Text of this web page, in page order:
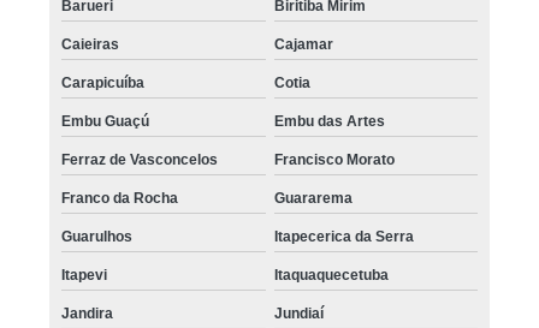
Barueri Biritiba Mirim
Caieiras Cajamar
Carapicuíba Cotia
Embu Guaçú Embu das Artes
Ferraz de Vasconcelos Francisco Morato
Franco da Rocha Guararema
Guarulhos Itapecerica da Serra
Itapevi Itaquaquecetuba
Jandira Jundiaí